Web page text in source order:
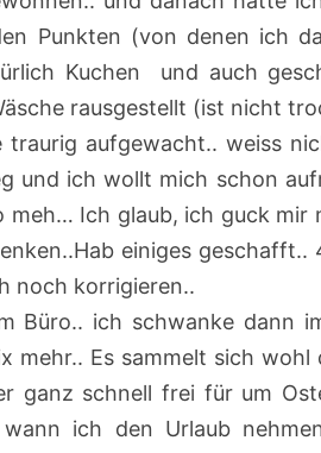
0
2
3
–
2
5
.
0
3
.
2
0
2
Punkten (von denen ich
Kuchen und auch
rausgestellt (ist nicht
aufgewacht.. weiss
und ich wollt mich schon
meh… Ich glaub, ich guck mir
einiges geschafft..
noch korrigieren..
Büro.. ich schwanke dann
mehr.. Es sammelt sich wohl
ganz schnell frei für um
wann ich den Urlaub